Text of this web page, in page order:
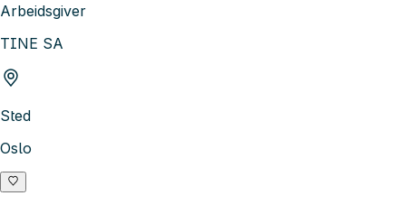
Arbeidsgiver
TINE SA
Sted
Oslo